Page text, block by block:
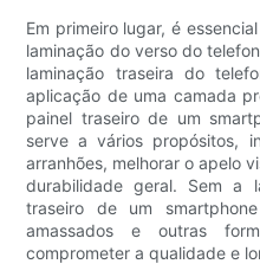
Em primeiro lugar, é
laminação do verso do
laminação traseira do
aplicação de uma camada
painel traseiro de um
serve a vários propósitos,
arranhões, melhorar o apelo
durabilidade geral. Sem a
traseiro de um
amassados ​​e outras
comprometer a qualidade e